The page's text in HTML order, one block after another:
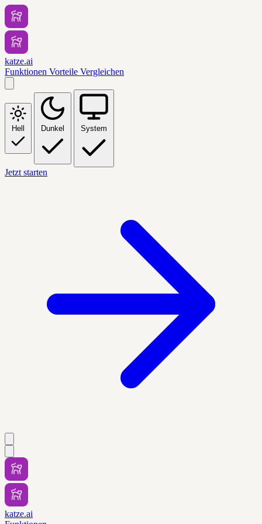
katze.ai
Funktionen Vorteile Vergleichen
Hell Dunkel System
Jetzt starten
katze.ai